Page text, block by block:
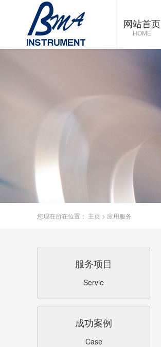
网站首页
HOME
您现在所在位置： 主页 > 应用服务
服务项目
Servie
成功案例
Case